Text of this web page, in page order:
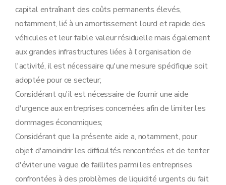
capital entraînant des coûts permanents élevés,
notamment, lié à un amortissement lourd et rapide des
véhicules et leur faible valeur résiduelle mais également
aux grandes infrastructures liées à l'organisation de
l'activité, il est nécessaire qu'une mesure spécifique soit
adoptée pour ce secteur;
Considérant qu'il est nécessaire de fournir une aide
d'urgence aux entreprises concernées afin de limiter les
dommages économiques;
Considérant que la présente aide a, notamment, pour
objet d'amoindrir les difficultés rencontrées et de tenter
d'éviter une vague de faillites parmi les entreprises
confrontées à des problèmes de liquidité urgents du fait